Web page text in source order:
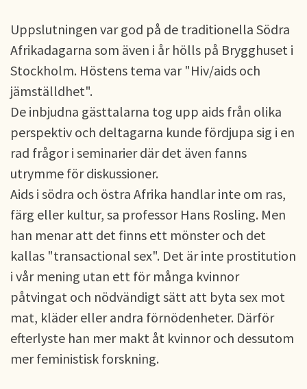
Uppslutningen var god på de traditionella Södra
Afrikadagarna som även i år hölls på Brygghuset i
Stockholm. Höstens tema var "Hiv/aids och
jämställdhet".
De inbjudna gästtalarna tog upp aids från olika
perspektiv och deltagarna kunde fördjupa sig i en
rad frågor i seminarier där det även fanns
utrymme för diskussioner.
Aids i södra och östra Afrika handlar inte om ras,
färg eller kultur, sa professor Hans Rosling. Men
han menar att det finns ett mönster och det
kallas "transactional sex". Det är inte prostitution
i vår mening utan ett för många kvinnor
påtvingat och nödvändigt sätt att byta sex mot
mat, kläder eller andra förnödenheter. Därför
efterlyste han mer makt åt kvinnor och dessutom
mer feministisk forskning.